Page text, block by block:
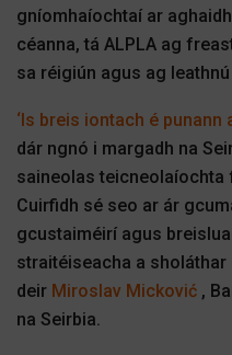
gníomhaíochtaí ar
céanna, tá ALPLA ag
sa réigiún agus ag
‘Is breis iontach é punann
dár ngnó i margadh na
saineolas teicneolaíochta
Cuirfidh sé seo ar ár
gcustaiméirí agus
straitéiseacha a sholáthar
deir Miroslav Micković ,
na Seirbia.